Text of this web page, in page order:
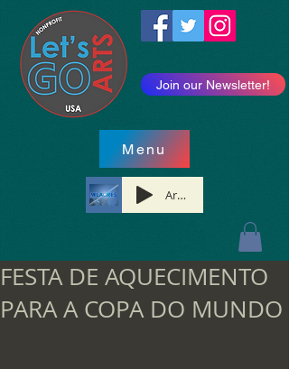
Join our Newsletter!
Menu
Artist Name
FESTA DE AQUECIMENTO
PARA A COPA DO MUNDO